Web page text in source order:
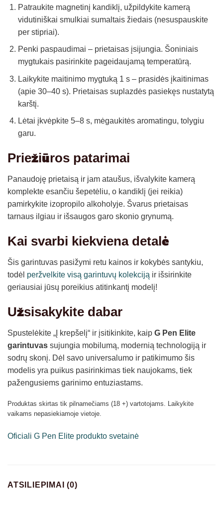
Patraukite magnetinį kandiklį, užpildykite kamerą
vidutiniškai smulkiai sumaltais žiedais (nesuspauskite
per stipriai).
Penki paspaudimai – prietaisas įsijungia. Šoniniais
mygtukais pasirinkite pageidaujamą temperatūrą.
Laikykite maitinimo mygtuką 1 s – prasidės įkaitinimas
(apie 30–40 s). Prietaisas suplazdės pasiekęs nustatytą
karštį.
Lėtai įkvėpkite 5–8 s, mėgaukitės aromatingu, tolygiu
garu.
Priežiūros patarimai
Panaudoję prietaisą ir jam ataušus, išvalykite kamerą
komplekte esančiu šepetėliu, o kandiklį (jei reikia)
pamirkykite izopropilo alkoholyje. Švarus prietaisas
tarnaus ilgiau ir išsaugos garo skonio grynumą.
Kai svarbi kiekviena detalė
Šis garintuvas pasižymi retu kainos ir kokybės santykiu,
todėl peržvelkite visą garintuvų kolekciją ir išsirinkite
geriausiai jūsų poreikius atitinkantį modelį!
Užsisakykite dabar
Spustelėkite „Į krepšelį“ ir įsitikinkite, kaip G Pen Elite
garintuvas sujungia mobilumą, modernią technologiją ir
sodrų skonį. Dėl savo universalumo ir patikimumo šis
modelis yra puikus pasirinkimas tiek naujokams, tiek
pažengusiems garinimo entuziastams.
Produktas skirtas tik pilnamečiams (18 +) vartotojams. Laikykite
vaikams nepasiekiamoje vietoje.
Oficiali G Pen Elite produkto svetainė
ATSILIEPIMAI (0)